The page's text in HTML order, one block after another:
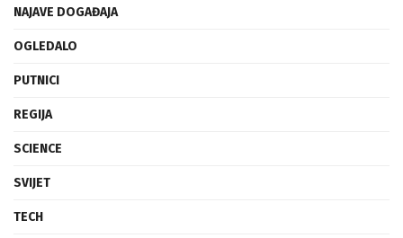
NAJAVE DOGAĐAJA
OGLEDALO
PUTNICI
REGIJA
SCIENCE
SVIJET
TECH